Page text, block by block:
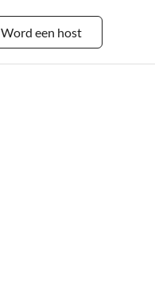
Word een host